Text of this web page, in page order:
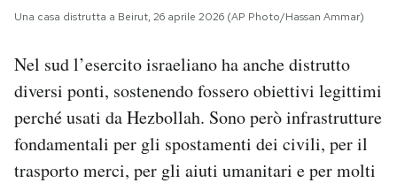
Una casa distrutta a Beirut, 26 aprile 2026 (AP Photo/Hassan Ammar)
Nel sud l’esercito israeliano ha anche distrutto
diversi ponti, sostenendo fossero obiettivi legittimi
perché usati da Hezbollah. Sono però infrastrutture
fondamentali per gli spostamenti dei civili, per il
trasporto merci, per gli aiuti umanitari e per molti